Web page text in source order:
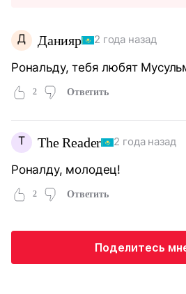
Д Данияр 2 года назад
Рональду, тебя любят
2 Ответить
T The Reader 2 года назад
Роналду, молодец!
2 Ответить
Поделитесь